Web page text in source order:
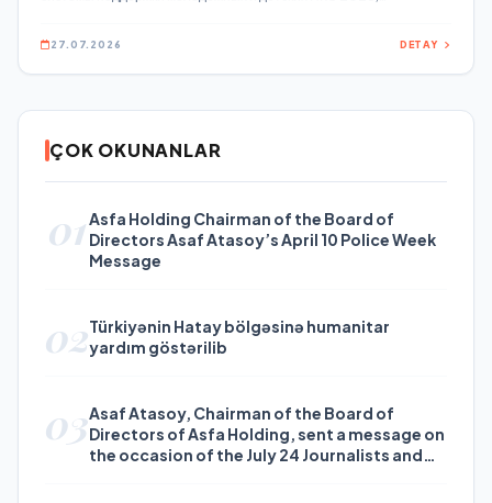
чтениях единогласно Документ предусматривает создание
НКО, механизма предоставления имущества и оборудования
Госдумы по молодёжной политике Артём Метелев.
27.07.2026 DETAY
ÇOK OKUNANLAR
01Asfa Holding Chairman of the Board of
Directors Asaf Atasoy’s April 10 Police Week
Message
02Türkiyənin Hatay bölgəsinə humanitar
yardım göstərilib
03Asaf Atasoy, Chairman of the Board of
Directors of Asfa Holding, sent a message on
the occasion of the July 24 Journalists and